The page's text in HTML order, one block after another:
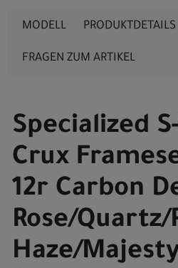
MODELL PRODUKTDETAILS
FRAGEN ZUM ARTIKEL
Specialized
Crux
12r Carbon
Rose/
Haze/